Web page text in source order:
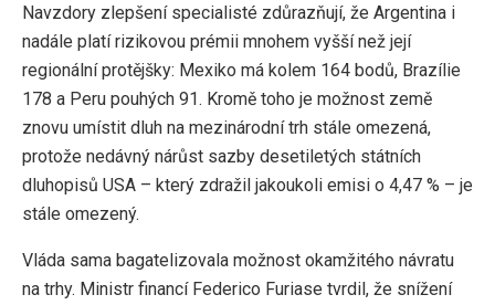
Navzdory zlepšení specialisté zdůrazňují, že Argentina i
nadále platí rizikovou prémii mnohem vyšší než její
regionální protějšky: Mexiko má kolem 164 bodů, Brazílie
178 a Peru pouhých 91. Kromě toho je možnost země
znovu umístit dluh na mezinárodní trh stále omezená,
protože nedávný nárůst sazby desetiletých státních
dluhopisů USA – který zdražil jakoukoli emisi o 4,47 % – je
stále omezený.
Vláda sama bagatelizovala možnost okamžitého návratu
na trhy. Ministr financí Federico Furiase tvrdil, že snížení